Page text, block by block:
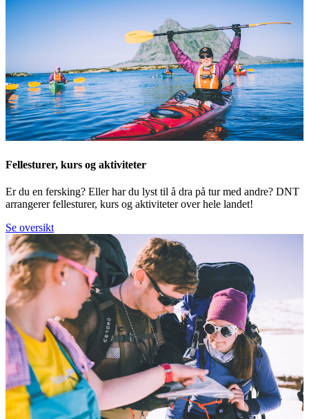
Fellesturer, kurs og aktiviteter
Er du en fersking? Eller har du lyst til å dra på tur med andre? DNT
arrangerer fellesturer, kurs og aktiviteter over hele landet!
Se oversikt